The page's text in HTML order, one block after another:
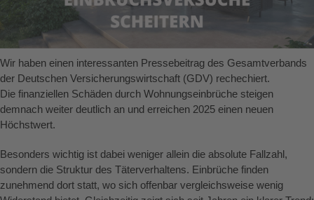
Wir haben einen interessanten Pressebeitrag des Gesamtverbands
der Deutschen Versicherungswirtschaft (GDV) rechechiert.
Die finanziellen Schäden durch Wohnungseinbrüche steigen
demnach weiter deutlich an und erreichen 2025 einen neuen
Höchstwert.
Besonders wichtig ist dabei weniger allein die absolute Fallzahl,
sondern die Struktur des Täterverhaltens. Einbrüche finden
zunehmend dort statt, wo sich offenbar vergleichsweise wenig